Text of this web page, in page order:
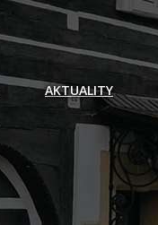
AKTUALITY